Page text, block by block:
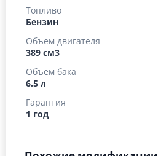
Топливо
Бензин
Объем двигателя
389 см3
Объем бака
6.5 л
Гарантия
1 год